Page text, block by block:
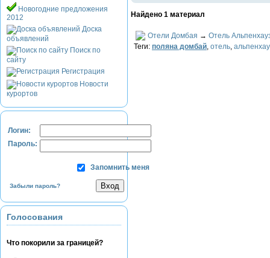
Новогодние предложения
2012
Доска
объявлений
Поиск по
сайту
Регистрация
Новости
курортов
Логин:
Пароль:
Запомнить меня
Забыли пароль?
Голосования
Что покорили за границей?
Найдено 1 материал
Отели Домбая → Отель
Теги: поляна домбай, отель,